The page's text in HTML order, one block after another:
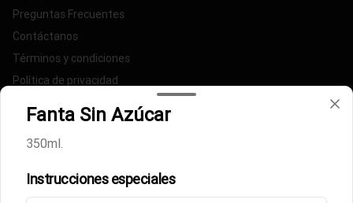
Preguntas Frecuentes
Contáctanos
Términos y condiciones
Política de privacidad
Redes sociales
Instagram
Mi cuenta
Fanta Sin Azúcar
350ml.
Instrucciones especiales